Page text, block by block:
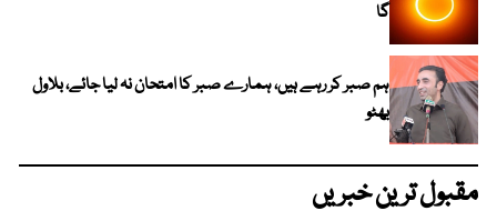
گا
ہم صبر کر رہے ہیں، ہمارے صبر کا امتحان نہ لیا جائے، بلاول
بھٹو
مقبول ترین خبریں